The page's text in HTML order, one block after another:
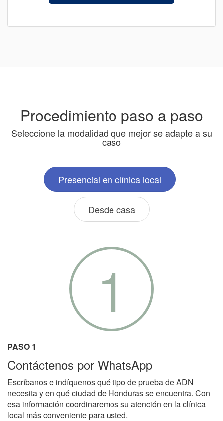
Procedimiento paso a paso
Seleccione la modalidad que mejor se adapte a su
caso
Presencial en clínica local
Desde casa
1
PASO 1
Contáctenos por WhatsApp
Escríbanos e indíquenos qué tipo de prueba de ADN
necesita y en qué ciudad de Honduras se encuentra. Con
esa información coordinaremos su atención en la clínica
local más conveniente para usted.